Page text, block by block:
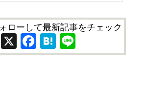
ローして最新記事をチェック
X Facebook
Hatena